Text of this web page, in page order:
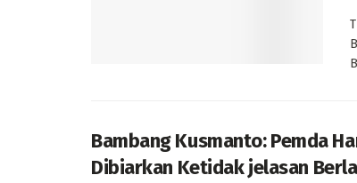
Bambang Kusmanto: Pemda
Dibiarkan Ketidak jelasan